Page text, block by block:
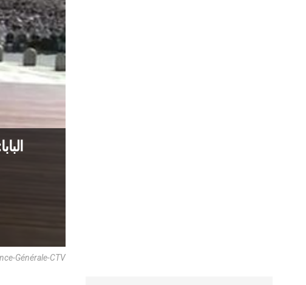
Générale-CTV